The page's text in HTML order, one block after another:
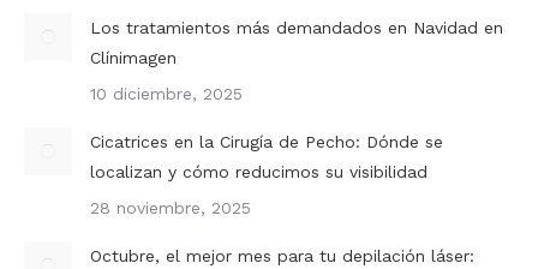
Los tratamientos más demandados en Navidad en
Clínimagen
10 diciembre, 2025
Cicatrices en la Cirugía de Pecho: Dónde se
localizan y cómo reducimos su visibilidad
28 noviembre, 2025
Octubre, el mejor mes para tu depilación láser: